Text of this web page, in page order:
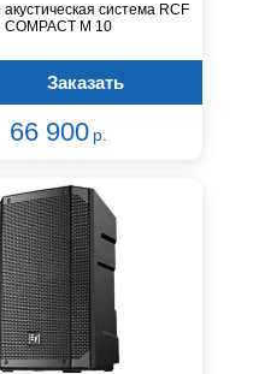
система RCF
COMPACT M 10
Заказать
66 900 р.